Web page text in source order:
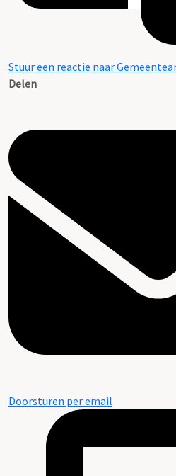
Stuur een reactie naar
Delen
Doorsturen per email